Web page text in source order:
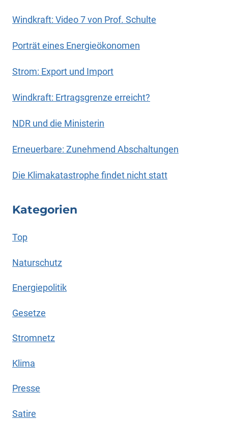
Windkraft: Video 7 von Prof. Schulte
Porträt eines Energieökonomen
Strom: Export und Import
Windkraft: Ertragsgrenze erreicht?
NDR und die Ministerin
Erneuerbare: Zunehmend Abschaltungen
Die Klimakatastrophe findet nicht statt
Kategorien
Top
Naturschutz
Energiepolitik
Gesetze
Stromnetz
Klima
Presse
Satire